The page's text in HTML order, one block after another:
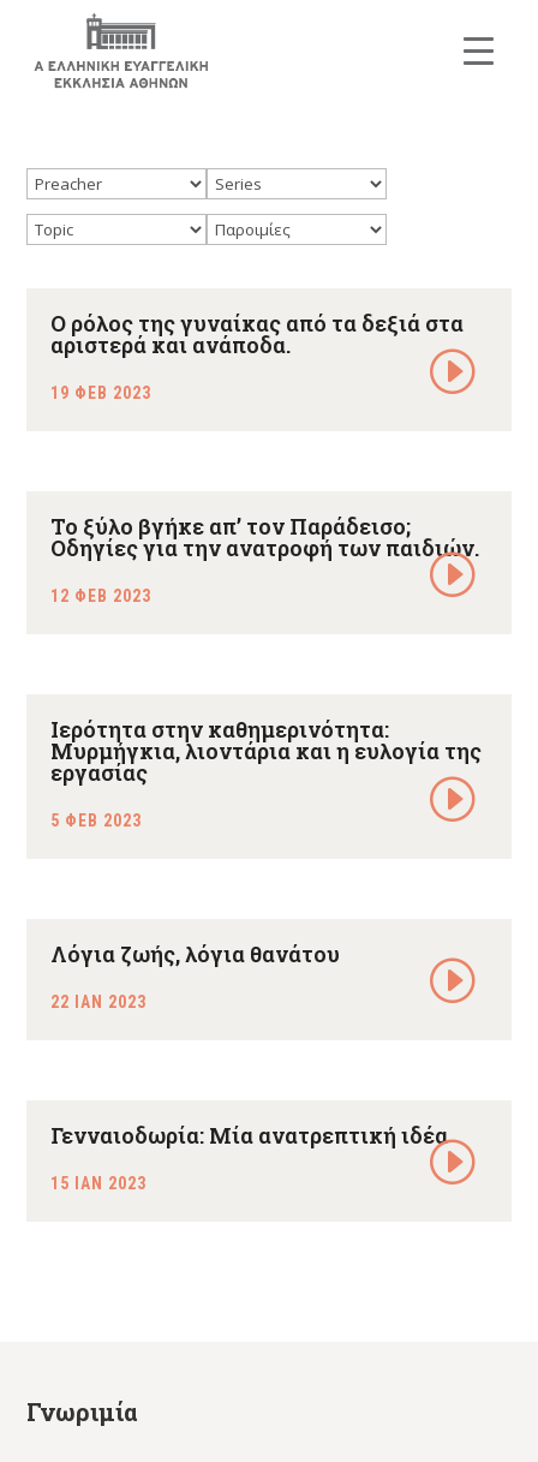
Ο ρόλος της γυναίκας από τα δεξιά στα
αριστερά και ανάποδα.
19 ΦΕΒ 2023
Το ξύλο βγήκε απ’ τον Παράδεισο;
Οδηγίες για την ανατροφή των παιδιών.
12 ΦΕΒ 2023
Ιερότητα στην καθημερινότητα:
Μυρμήγκια, λιοντάρια και η ευλογία της
εργασίας
5 ΦΕΒ 2023
Λόγια ζωής, λόγια θανάτου
22 ΙΑΝ 2023
Γενναιοδωρία: Μία ανατρεπτική ιδέα
15 ΙΑΝ 2023
Γνωριμία